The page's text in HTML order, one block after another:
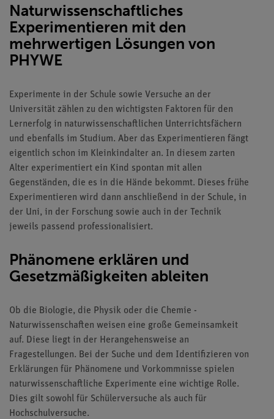
Naturwissenschaftliches
Experimentieren mit den
mehrwertigen Lösungen von
PHYWE
Experimente in der Schule sowie Versuche an der
Universität zählen zu den wichtigsten Faktoren für den
Lernerfolg in naturwissenschaftlichen Unterrichtsfächern
und ebenfalls im Studium. Aber das Experimentieren fängt
eigentlich schon im Kleinkindalter an. In diesem zarten
Alter experimentiert ein Kind spontan mit allen
Gegenständen, die es in die Hände bekommt. Dieses frühe
Experimentieren wird dann anschließend in der Schule, in
der Uni, in der Forschung sowie auch in der Technik
jeweils passend professionalisiert.
Phänomene erklären und
Gesetzmäßigkeiten ableiten
Ob die Biologie, die Physik oder die Chemie -
Naturwissenschaften weisen eine große Gemeinsamkeit
auf. Diese liegt in der Herangehensweise an
Fragestellungen. Bei der Suche und dem Identifizieren von
Erklärungen für Phänomene und Vorkommnisse spielen
naturwissenschaftliche Experimente eine wichtige Rolle.
Dies gilt sowohl für Schülerversuche als auch für
Hochschulversuche.